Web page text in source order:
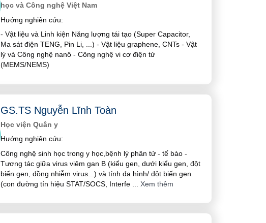
học và Công nghệ Việt Nam
Hướng nghiên cứu:
- Vật liệu và Linh kiện Năng lượng tái tạo (Super Capacitor,
Ma sát điện TENG, Pin Li, ...) - Vật liệu graphene, CNTs - Vật
lý và Công nghệ nanô - Công nghệ vi cơ điện tử
(MEMS/NEMS)
GS.TS Nguyễn Lĩnh Toàn
Học viện Quân y
Hướng nghiên cứu:
Công nghệ sinh học trong y học,bệnh lý phân tử - tế bào -
Tương tác giữa virus viêm gan B (kiểu gen, dưới kiểu gen, đột
biến gen, đồng nhiễm virus...) và tính đa hình/ đột biến gen
(con đường tín hiệu STAT/SOCS, Interfe
Xem thêm